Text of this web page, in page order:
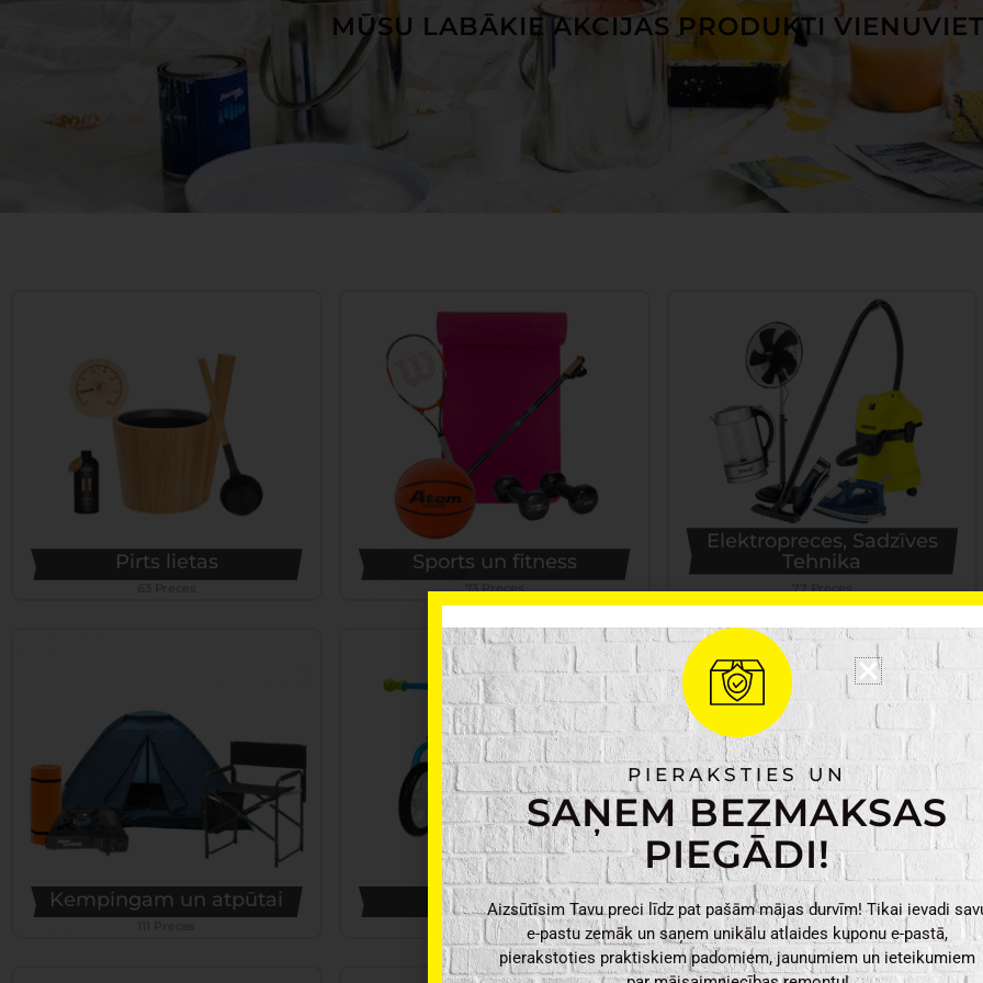
MŪSU LABĀKIE AKCIJAS PRODUKTI
Pirts lietas Sports un fitness
73 Preces
Elektropreces, Sadzīves
Tehnika
77 Preces
Kempingam un atpūtai Bērnu preces
119 Preces
Apgaismojums
160 Preces
PIERAKSTIES UN
SAŅEM BEZMAKSAS
PIEGĀDI!
Aizsūtīsim Tavu preci līdz pat pašām mājas durvīm! Tikai ievadi
e-pastu zemāk un saņem unikālu atlaides kuponu e-pastā,
pierakstoties praktiskiem padomiem, jaunumiem un ieteikumiem